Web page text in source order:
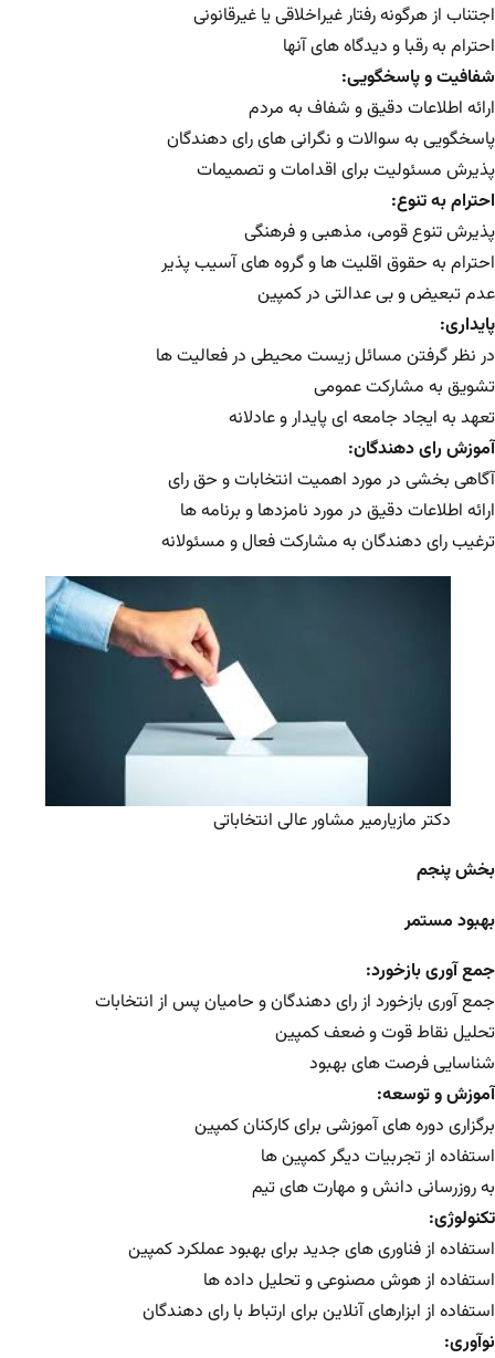
اجتناب از هرگونه رفتار غیراخلاقی یا غیرقانونی
احترام به رقبا و دیدگاه های آنها
شفافیت و پاسخگویی:
ارائه اطلاعات دقیق و شفاف به مردم
پاسخگویی به سوالات و نگرانی های رای دهندگان
پذیرش مسئولیت برای اقدامات و تصمیمات
احترام به تنوع:
پذیرش تنوع قومی، مذهبی و فرهنگی
احترام به حقوق اقلیت ها و گروه های آسیب پذیر
عدم تبعیض و بی عدالتی در کمپین
پایداری:
در نظر گرفتن مسائل زیست محیطی در فعالیت ها
تشویق به مشارکت عمومی
تعهد به ایجاد جامعه ای پایدار و عادلانه
آموزش رای دهندگان:
آگاهی بخشی در مورد اهمیت انتخابات و حق رای
ارائه اطلاعات دقیق در مورد نامزدها و برنامه ها
ترغیب رای دهندگان به مشارکت فعال و مسئولانه
دکتر مازیارمیر مشاور عالی انتخاباتی
بخش پنجم
بهبود مستمر
جمع آوری بازخورد:
جمع آوری بازخورد از رای دهندگان و حامیان پس از انتخابات
تحلیل نقاط قوت و ضعف کمپین
شناسایی فرصت های بهبود
آموزش و توسعه:
برگزاری دوره های آموزشی برای کارکنان کمپین
استفاده از تجربیات دیگر کمپین ها
به روزرسانی دانش و مهارت های تیم
تکنولوژی:
استفاده از فناوری های جدید برای بهبود عملکرد کمپین
استفاده از هوش مصنوعی و تحلیل داده ها
استفاده از ابزارهای آنلاین برای ارتباط با رای دهندگان
نوآوری: